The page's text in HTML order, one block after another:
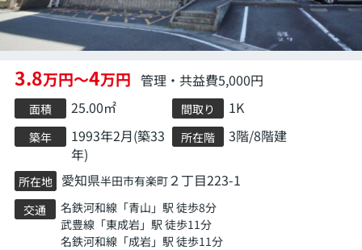
3.8万円～4万円 管理・共益費5,000円
面積 25.00㎡ 間取り 1K
築年
1993年2月(築33
年)
所在階 3階/8階建
所在地 愛知県半田市有楽町２丁目223-1
交通 名鉄河和線 「青山 」駅 徒歩8分
武豊線 「東成岩」駅 徒歩11分
名鉄河和線 「成岩」駅 徒歩11分